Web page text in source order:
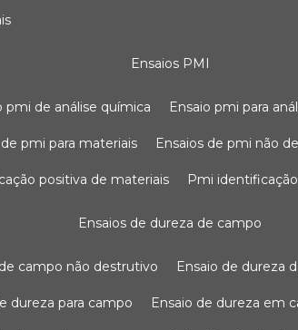
ensaios PMI
pmi de análise química ensaio pmi para
de pmi para materiais ensaios de pmi não
positiva de materiais pmi
ensaios de dureza de campo
de campo não destrutivo ensaio de dureza
dureza para campo ensaio de dureza em